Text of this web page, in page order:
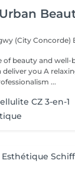
(City Concorde)
of beauty and
deliver you A
...
CZ 3-en-1